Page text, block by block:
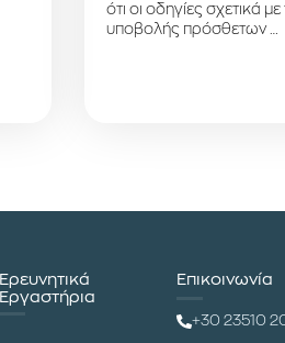
ότι οι οδηγίες σχετικά με
υποβολής πρόσθετων …
Ερευνητικά
Εργαστήρια
Επικοινωνία
+30 23510